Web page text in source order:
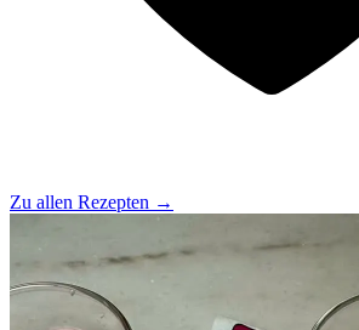
Zu allen Rezepten →